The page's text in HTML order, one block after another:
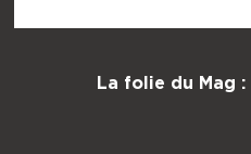
La folie du Mag :